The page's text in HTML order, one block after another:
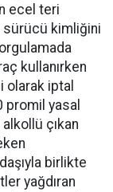
ecel teri
sürücü kimliğini
kullanırken
olarak iptal
yasal
çıkan
birlikte
yağdıran